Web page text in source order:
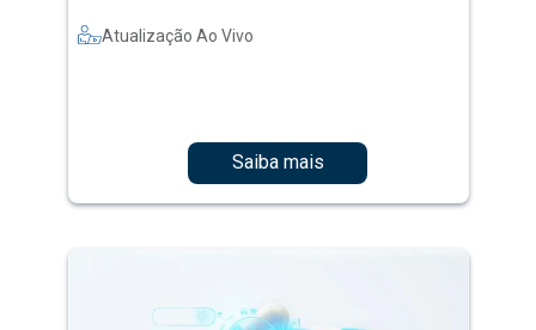
Atualização Ao Vivo
Saiba mais